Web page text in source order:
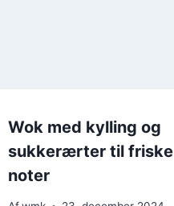
Wok med kylling og
sukkerærter til friske
noter